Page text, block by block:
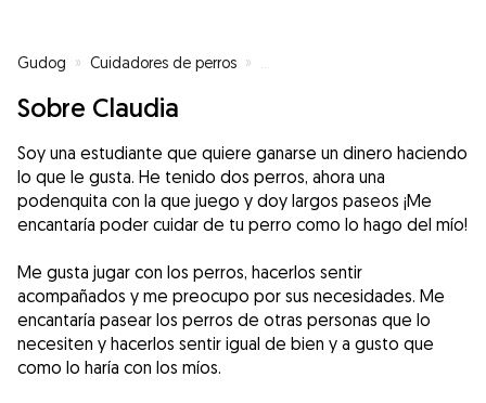
Gudog » Cuidadores de perros »
Sobre Claudia
Soy una estudiante que quiere ganarse un dinero haciendo
lo que le gusta. He tenido dos perros, ahora una
podenquita con la que juego y doy largos paseos ¡Me
encantaría poder cuidar de tu perro como lo hago del mío!
Me gusta jugar con los perros, hacerlos sentir
acompañados y me preocupo por sus necesidades. Me
encantaría pasear los perros de otras personas que lo
necesiten y hacerlos sentir igual de bien y a gusto que
como lo haría con los míos.